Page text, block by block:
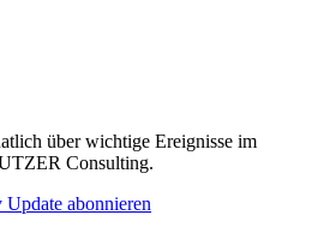
über wichtige Ereignisse im
Consulting.
Update abonnieren